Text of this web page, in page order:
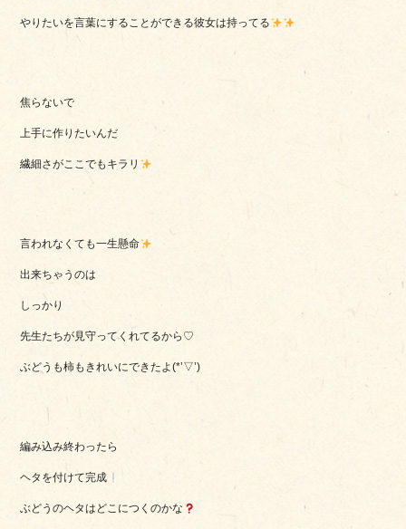
やりたいを言葉にすることができる彼女は持ってる
焦らないで
上手に作りたいんだ
繊細さがここでもキラリ
言われなくても一生懸命
出来ちゃうのは
しっかり
先生たちが見守ってくれてるから♡
ぶどうも柿もきれいにできたよ(*’▽’)
編み込み終わったら
ヘタを付けて完成
ぶどうのヘタはどこにつくのかな